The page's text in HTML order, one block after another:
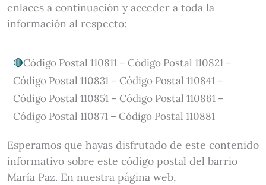
enlaces a continuación y acceder a toda la
información al respecto:
Código Postal 110811 – Código Postal 110821 –
Código Postal 110831 – Código Postal 110841 –
Código Postal 110851 – Código Postal 110861 –
Código Postal 110871 – Código Postal 110881
Esperamos que hayas disfrutado de este contenido
informativo sobre este código postal del barrio
María Paz. En nuestra página web,